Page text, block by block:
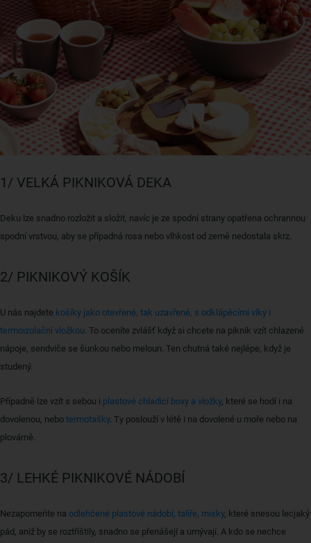
1/ VELKÁ PIKNIKOVÁ DEKA
Deku lze snadno rozložit a složit, navíc je ze spodní strany opatřena ochrannou
spodní vrstvou, aby se případná rosa nebo vlhkost od země nedostala skrz.
2/ PIKNIKOVÝ KOŠÍK
U nás najdete košíky jako otevřené, tak uzavřené, s odklápěcími víky i
termoizolační vložkou. To oceníte zvlášť když si chcete na piknik vzít chlazené
nápoje, sendviče se šunkou nebo meloun. Ten chutná také nejlépe, když je
studený.
Případně lze vzít s sebou i plastové chladicí boxy a vložky, které se hodí i na
dovolenou, nebo termotašky. Ty poslouží v létě i na dovolené u moře nebo na
plovárně.
3/ LEHKÉ PIKNIKOVÉ NÁDOBÍ
Nezapomeňte na odlehčené plastové nádobí, talíře, misky, které snesou lecjaký
pád, aniž by se roztříštily, snadno se přenášejí a umývají. A kdo se nechce